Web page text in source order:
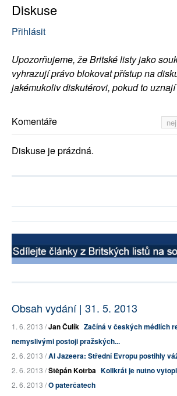
Diskuse
Přihlásit
Upozorňujeme, že Britské listy jako
vyhrazují právo blokovat přístup na
jakémukoliv diskutérovi, pokud to
Komentáře
Diskuse je prázdná.
Obsah vydání | 31. 5. 2013
1. 6. 2013 /Jan Čulík Začíná v českých médiích
nemyslivými postoji pražských...
2. 6. 2013 /Al Jazeera: Střední Evropu postihly
2. 6. 2013 /Štěpán Kotrba Kolikrát je nutno
2. 6. 2013 /O paterčatech